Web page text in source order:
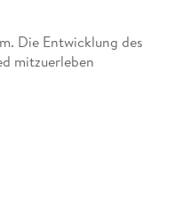
Die Entwicklung des
mitzuerleben